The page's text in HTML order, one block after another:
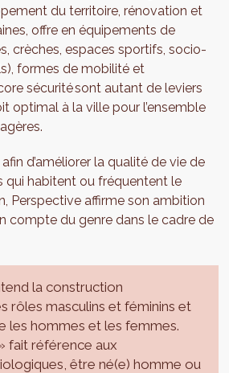
du territoire, rénovation et
offre en équipements de
crèches, espaces sportifs, socio-
formes de mobilité et
sécurité sont autant de leviers
optimal à la ville pour l’ensemble
d’améliorer la qualité de vie de
qui habitent ou fréquentent le
Perspective affirme son ambition
compte du genre dans le cadre de
la construction
rôles masculins et féminins et
les hommes et les femmes.
fait référence aux
être né(e) homme ou